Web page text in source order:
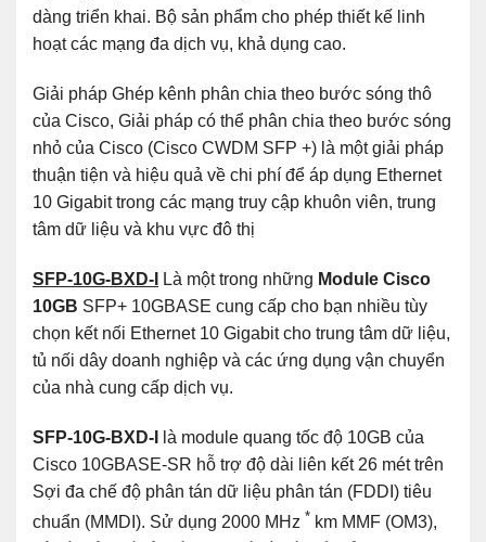
dàng triển khai. Bộ sản phẩm cho phép thiết kế linh
hoạt các mạng đa dịch vụ, khả dụng cao.
Giải pháp Ghép kênh phân chia theo bước sóng thô
của Cisco, Giải pháp có thể phân chia theo bước sóng
nhỏ của Cisco (Cisco CWDM SFP +) là một giải pháp
thuận tiện và hiệu quả về chi phí để áp dụng Ethernet
10 Gigabit trong các mạng truy cập khuôn viên, trung
tâm dữ liệu và khu vực đô thị
SFP-10G-BXD-I Là một trong những Module Cisco
10GB SFP+ 10GBASE cung cấp cho bạn nhiều tùy
chọn kết nối Ethernet 10 Gigabit cho trung tâm dữ liệu,
tủ nối dây doanh nghiệp và các ứng dụng vận chuyển
của nhà cung cấp dịch vụ.
SFP-10G-BXD-I
là module quang tốc độ 10GB của
Cisco 10GBASE-SR hỗ trợ độ dài liên kết 26 mét trên
Sợi đa chế độ phân tán dữ liệu phân tán (FDDI) tiêu
chuẩn (MMDI). Sử dụng 2000 MHz * km MMF (OM3),